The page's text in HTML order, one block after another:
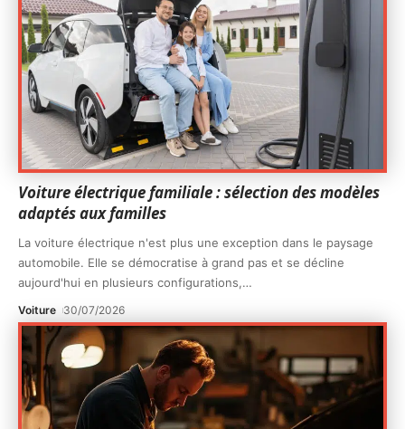
Voiture électrique familiale : sélection des modèles
adaptés aux familles
La voiture électrique n'est plus une exception dans le paysage
automobile. Elle se démocratise à grand pas et se décline
aujourd'hui en plusieurs configurations,…
Voiture 30/07/2026